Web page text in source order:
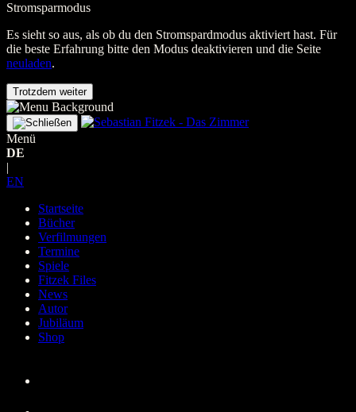
Stromsparmodus
Es sieht so aus, als ob du den Stromspardmodus aktiviert hast. Für
die beste Erfahrung bitte den Modus deaktivieren und die Seite
neuladen.
Trotzdem weiter
Menü
DE
|
EN
Startseite
Bücher
Verfilmungen
Termine
Spiele
Fitzek Files
News
Autor
Jubiläum
Shop